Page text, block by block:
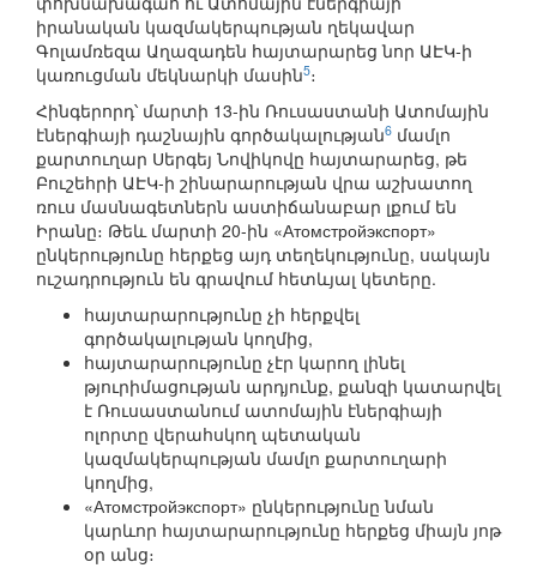
իրանական կազմակերպության ղեկավար
Գոլամռեզա Աղազադեն հայտարարեց նոր ԱԷԿ-ի
կառուցման մեկնարկի մասին5։
Հինգերորդ՝ մարտի 13-ին Ռուսաստանի Ատոմային
էներգիայի դաշնային գործակալության6 մամլո
քարտուղար Սերգեյ Նովիկովը հայտարարեց, թե
Բուշեհրի ԱԷԿ-ի շինարարության վրա աշխատող
ռուս մասնագետներն աստիճանաբար լքում են
Իրանը։ Թեև մարտի 20-ին «Атомстройэкспорт»
ընկերությունը հերքեց այդ տեղեկությունը, սակայն
ուշադրություն են գրավում հետևյալ կետերը.
հայտարարությունը չի հերքվել
գործակալության կողմից,
հայտարարությունը չէր կարող լինել
թյուրիմացության արդյունք, քանզի կատարվել
է Ռուսաստանում ատոմային էներգիայի
ոլորտը վերահսկող պետական
կազմակերպության մամլո քարտուղարի
կողմից,
«Атомстройэкспорт» ընկերությունը նման
կարևոր հայտարարությունը հերքեց միայն յոթ
օր անց։